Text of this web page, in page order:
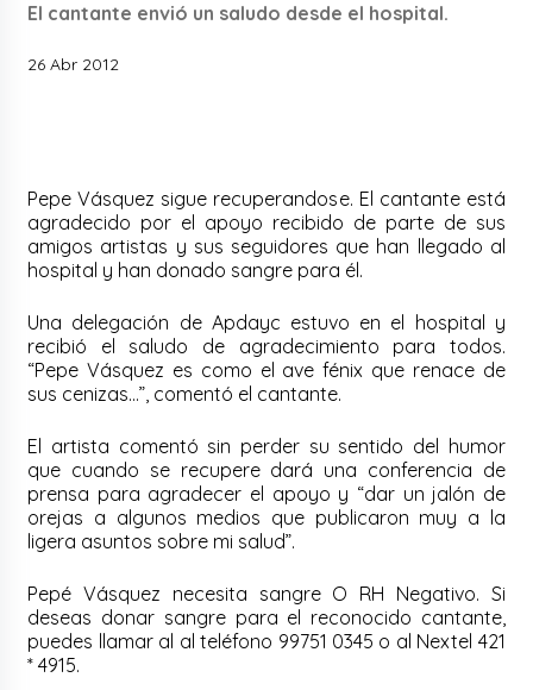
El cantante envió un saludo desde el hospital.
26 Abr 2012
Pepe Vásquez sigue recuperandose. El cantante está
agradecido por el apoyo recibido de parte de sus
amigos artistas y sus seguidores que han llegado al
hospital y han donado sangre para él.
Una delegación de Apdayc estuvo en el hospital y
recibió el saludo de agradecimiento para todos.
“Pepe Vásquez es como el ave fénix que renace de
sus cenizas…”, comentó el cantante.
El artista comentó sin perder su sentido del humor
que cuando se recupere dará una conferencia de
prensa para agradecer el apoyo y “dar un jalón de
orejas a algunos medios que publicaron muy a la
ligera asuntos sobre mi salud”.
Pepé Vásquez necesita sangre O RH Negativo. Si
deseas donar sangre para el reconocido cantante,
puedes llamar al al teléfono 99751 0345 o al Nextel 421
* 4915.